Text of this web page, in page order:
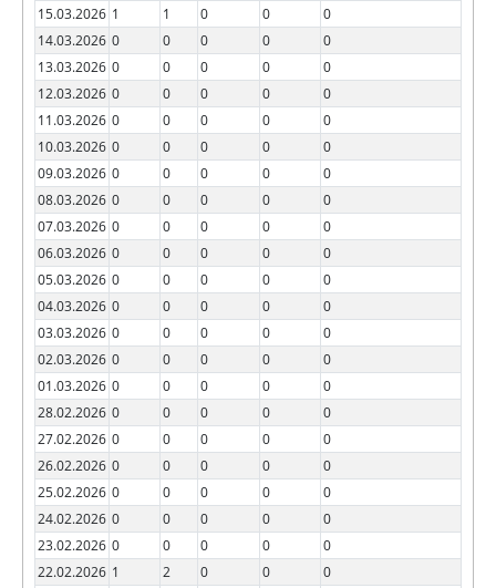
15.03.2026 1 1 0 0
0
14.03.2026 0 0 0 0
0
13.03.2026 0 0 0 0
0
12.03.2026 0 0 0 0
0
11.03.2026 0 0 0 0
0
10.03.2026 0 0 0 0
0
09.03.2026 0 0 0 0
0
08.03.2026 0 0 0 0
0
07.03.2026 0 0 0 0
0
06.03.2026 0 0 0 0
0
05.03.2026 0 0 0 0
0
04.03.2026 0 0 0 0
0
03.03.2026 0 0 0 0
0
02.03.2026 0 0 0 0
0
01.03.2026 0 0 0 0
0
28.02.2026 0 0 0 0
0
27.02.2026 0 0 0 0
0
26.02.2026 0 0 0 0
0
25.02.2026 0 0 0 0
0
24.02.2026 0 0 0 0
0
23.02.2026 0 0 0 0
0
22.02.2026 1 2 0 0
0